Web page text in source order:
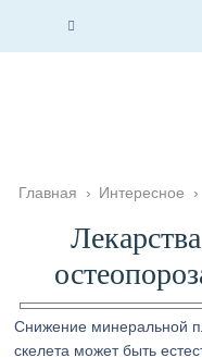
Главная › Интересное ›
Снижение минеральной
скелета может быть